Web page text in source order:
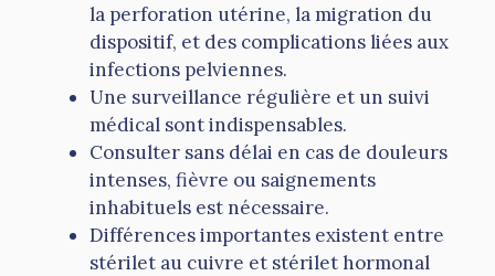
la perforation utérine, la migration du
dispositif, et des complications liées aux
infections pelviennes.
Une surveillance régulière et un suivi
médical sont indispensables.
Consulter sans délai en cas de douleurs
intenses, fièvre ou saignements
inhabituels est nécessaire.
Différences importantes existent entre
stérilet au cuivre et stérilet hormonal